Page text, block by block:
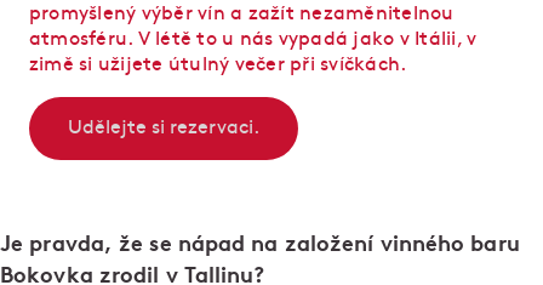
promyšlený výběr vín a zažít nezaměnitelnou
atmosféru. V létě to u nás vypadá jako v Itálii, v
zimě si užijete útulný večer při svíčkách.
Udělejte si rezervaci.
Je pravda, že se nápad na založení vinného baru
Bokovka zrodil v Tallinu?